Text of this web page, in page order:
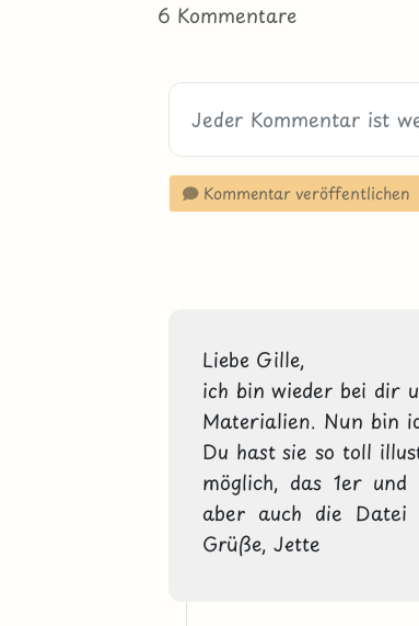
6 Kommentare
Kommentar veröffentlichen
Liebe Gille,
ich bin wieder bei dir
Materialien. Nun bin
Du hast sie so toll
möglich, das 1er
aber auch die Datei
Grüße, Jette